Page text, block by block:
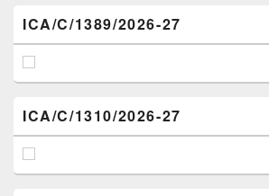
ICA/C/1389/2026-27
ICA/C/1310/2026-27